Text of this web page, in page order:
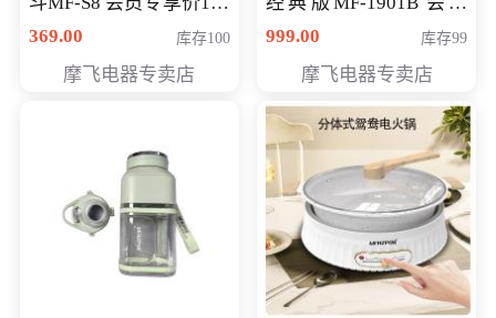
元
369.00 库存100
摩飞电器专卖店
专享价399元
999.00 库存99
摩飞电器专卖店